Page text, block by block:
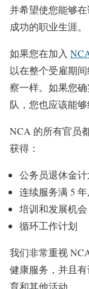
并希望使您能够
成功的职业生涯。
如果您在加入
以在整个受雇期
察一样。如果您
队，您也应该能够
NCA 的所有官员
获得：
公务员退休金计
连续服务满 5
培训和发展机会
循环工作计划
我们非常重视
健康服务，并且
育和其他活动。